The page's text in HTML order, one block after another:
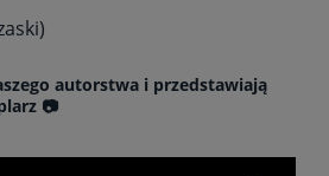
autorstwa i przedstawiają
📷